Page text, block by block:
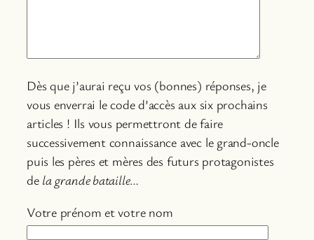
Dès que j’aurai reçu vos (bonnes) réponses, je
vous enverrai le code d’accès aux six prochains
articles ! Ils vous permettront de faire
successivement connaissance avec le grand-oncle
puis les pères et mères des futurs protagonistes
de la grande bataille…
Votre prénom et votre nom